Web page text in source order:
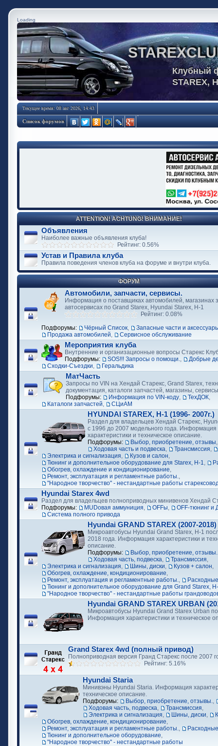
Loading
Клубный
STAREX,
Текущее время: 08 авг 2026, 14:43
Список форумов
ATTENTION! ACHTUNG! ВНИМАНИЕ!
Объявления
Наиболее важные объявления клуба!
Рейтинг: 0.56%
Устав и Правила клуба
Правила поведения членов клуба на форуме и внутри клуба.
ФОРУМ
Автомобили, запчасти, сервисы.
Информация о поставщиках автомобилей, магазинах
автосервисах по Grand Starex, Hyundai Starex, H-1
Рейтинг: 0.08%
Подфорумы:
Чёрный Список,
Запасные части и
Продажа автомобилей, Сервисное обслуживание
Мероприятия клуба
Внутренние и организационные вопросы Старекс
Подфорумы:
SOS!!! Запросы о помощи.,
Добрые
Сходки-Съездки, Геральдика
МатЧасть
Запросы по VIN на Хендай Старекс, Grand Starex,
документация, каталоги запчастей, магазины, сервисы
Подфорумы:
Информация по VIN-коду, ТехДОК,
Каталоги запчастей, СЦиАМ
HYUNDAI STAREX, H-1 (1996- 2007г.)
Раздел для владельцев Хендай Старекс,
с 1996 до 2007 модельного года. Информация
характеристики и техническое описание.
Подфорумы:
Выбор, приобретение, отзывы
Ходовая часть и подвеска, Трансмиссия,
Электрика и сигнализация, Кузов и салон,
Тюнинг и дополнительное оборудование для Starex, H-1,
Обогрев, охлаждение и кондиционирование,
Ремонт, эксплуатация и регламентные работы.,
"Народное творчество" - нестандартные работы
Hyundai Starex 4wd
Раздел для владельцев полноприводных минивенов Хендай
Подфорумы:
MUDовая аммуниция, OFFы,
OFF-тюнинг и
Cистема полного привода
Hyundai GRAND STAREX (2007-2018)
Микроавтобусы Hyundai Grand Starex, H-1
2018 года. Информация характеристики и
описание.
Подфорумы:
Выбор, приобретение, отзывы.
Ходовая часть, подвеска, Трансмиссия,
Электрика и сигнализация, Шины, диски, Кузов + салон,
Обогрев, охлаждение, кондиционирование,
Ремонт, эксплуатация и регламентные работы.,
Тюнинг и дополнительное оборудование для Grand Starex,
"Народное творчество" - нестандартные работы
Hyundai GRAND STAREX URBAN
Микроавтобусы Hyundai Grand Starex Urban
Информация характеристики и техническое
Grand Starex 4wd (полный привод)
Полноприводная версия Гранд Старекс после 2007
Рейтинг: 5.16%
Hyundai Staria
Минивэны Hyundai Staria. Информация
техническое описание.
Подфорумы:
Выбор, приобретение, отзывы.,
Ходовая часть, подвеска, Трансмиссия,
Электрика и сигнализация, Шины, диски,
Обогрев, охлаждение, кондиционирование,
Ремонт, эксплуатация и регламентные работы.,
Тюнинг и дополнительное оборудование,
"Народное творчество" - нестандартные работы